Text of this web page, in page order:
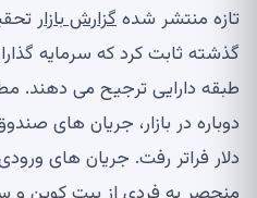
تازه منتشر شدهگزارش بازار
طبقه دارایی ترجیح می دهند.